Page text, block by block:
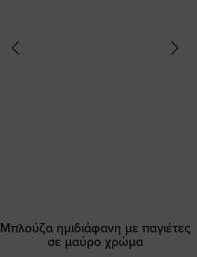
Μπλούζα ημιδιάφανη με παγιέτες
σε μαύρο χρώμα